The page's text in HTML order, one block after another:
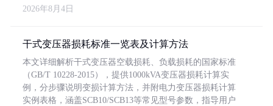
2026年8月4日
干式变压器损耗标准一览表及计算方法
本文详细解析干式变压器空载损耗、负载损耗的国家标准
（GB/T 10228-2015），提供1000kVA变压器损耗计算实
例，分步骤说明变损计算方法，并附电力变压器损耗计算
实例表格，涵盖SCB10/SCB13等常见型号参数，指导用户